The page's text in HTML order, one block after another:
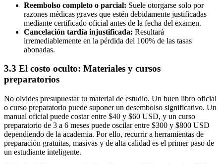
Reembolso completo o parcial: Suele otorgarse solo por
razones médicas graves que estén debidamente justificadas
mediante certificado oficial antes de la fecha del examen.
Cancelación tardía injustificada: Resultará
irremediablemente en la pérdida del 100% de las tasas
abonadas.
3.3 El costo oculto: Materiales y cursos
preparatorios
No olvides presupuestar tu material de estudio. Un buen libro oficial
o curso preparatorio puede suponer un desembolso significativo. Un
manual oficial puede costar entre $40 y $60 USD, y un curso
preparatorio de 3 a 6 meses puede oscilar entre $300 y $800 USD
dependiendo de la academia. Por ello, recurrir a herramientas de
preparación gratuitas, masivas y de alta calidad es el primer paso de
un estudiante inteligente.